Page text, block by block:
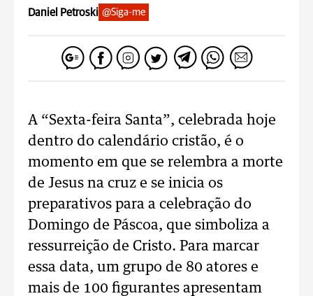
Daniel Petroski @Siga-me
A “Sexta-feira Santa”, celebrada hoje
dentro do calendário cristão, é o
momento em que se relembra a morte
de Jesus na cruz e se inicia os
preparativos para a celebração do
Domingo de Páscoa, que simboliza a
ressurreição de Cristo. Para marcar
essa data, um grupo de 80 atores e
mais de 100 figurantes apresentam